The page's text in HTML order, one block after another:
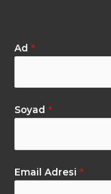
Ad *
Soyad *
Email Adresi *